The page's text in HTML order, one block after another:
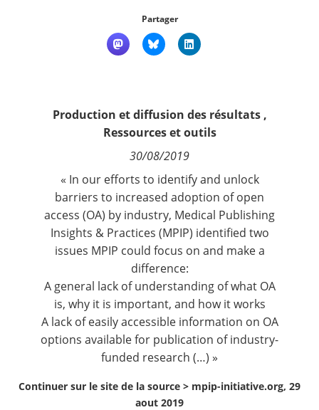
Contact
Partager
Production et diffusion des résultats,
Ressources et outils
30/08/2019
« In our efforts to identify and unlock
barriers to increased adoption of open
access (OA) by industry, Medical Publishing
Insights & Practices (MPIP) identified two
issues MPIP could focus on and make a
difference:
A general lack of understanding of what OA
is, why it is important, and how it works
A lack of easily accessible information on OA
options available for publication of industry-
funded research (…) »
Continuer sur le site de la source > mpip-initiative.org, 29
aout 2019